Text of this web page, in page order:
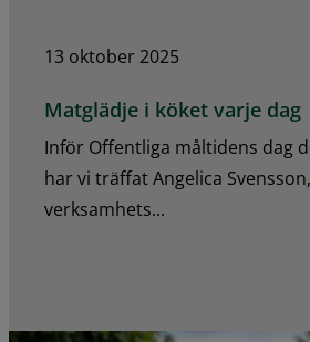
13 oktober 2025
Matglädje i köket varje dag
Inför Offentliga måltidens dag
har vi träffat Angelica
verksamhets...